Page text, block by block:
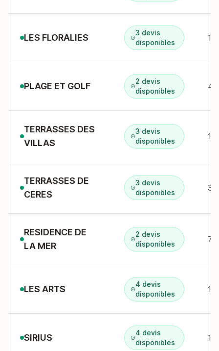
LES FLORALIES
3 devis
disponibles
PLAGE ET GOLF
2 devis
disponibles
TERRASSES DES
VILLAS
3 devis
disponibles
TERRASSES DE
CERES
3 devis
disponibles
RESIDENCE DE
LA MER
2 devis
disponibles
LES ARTS
4 devis
disponibles
11
SIRIUS
4 devis
disponibles
10